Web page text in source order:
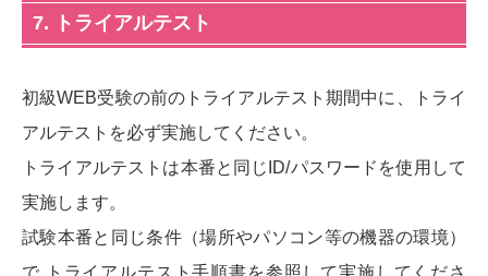
7. トライアルテスト
初級WEB受験の前のトライアルテスト期間中に、トライ
アルテストを必ず実施してください。
トライアルテストは本番と同じID/パスワードを使用して
実施します。
試験本番と同じ条件（場所やパソコン等の機器の環境）